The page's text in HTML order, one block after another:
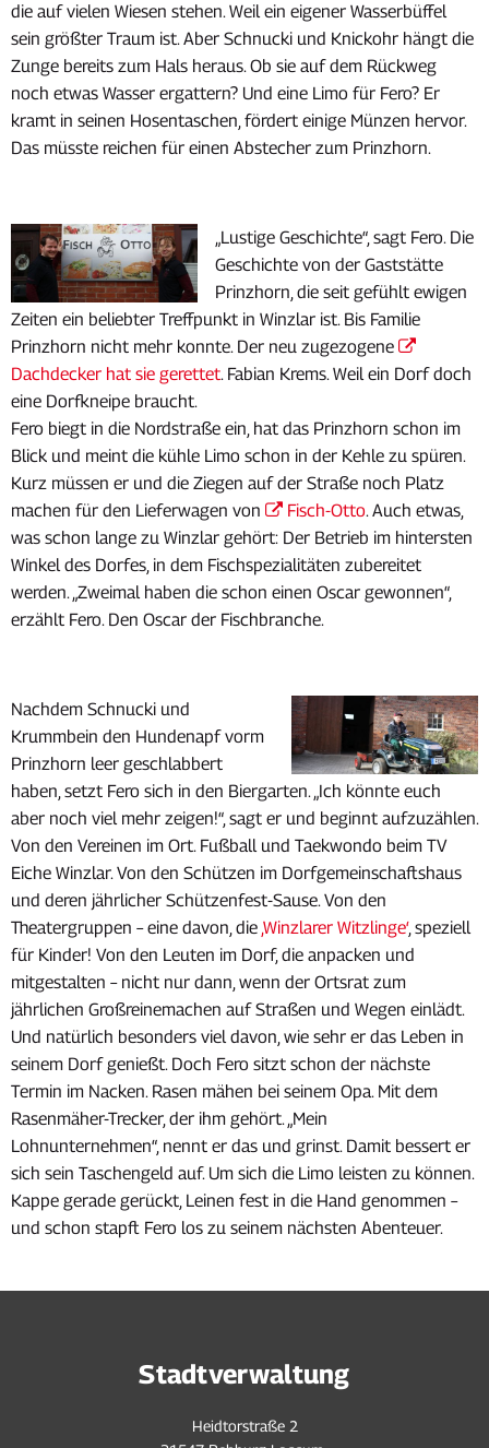
die auf vielen Wiesen stehen. Weil ein eigener Wasserbüffel
sein größter Traum ist. Aber Schnucki und Knickohr hängt die
Zunge bereits zum Hals heraus. Ob sie auf dem Rückweg
noch etwas Wasser ergattern? Und eine Limo für Fero? Er
kramt in seinen Hosentaschen, fördert einige Münzen hervor.
Das müsste reichen für einen Abstecher zum Prinzhorn.
„Lustige Geschichte“, sagt Fero. Die
Geschichte von der Gaststätte
Prinzhorn, die seit gefühlt ewigen
Zeiten ein beliebter Treffpunkt in Winzlar ist. Bis Familie
Prinzhorn nicht mehr konnte. Der neu zugezogene
Dachdecker hat sie gerettet. Fabian Krems. Weil ein Dorf doch
eine Dorfkneipe braucht.
Fero biegt in die Nordstraße ein, hat das Prinzhorn schon im
Blick und meint die kühle Limo schon in der Kehle zu spüren.
Kurz müssen er und die Ziegen auf der Straße noch Platz
machen für den Lieferwagen von
Fisch-Otto. Auch etwas,
was schon lange zu Winzlar gehört: Der Betrieb im hintersten
Winkel des Dorfes, in dem Fischspezialitäten zubereitet
werden. „Zweimal haben die schon einen Oscar gewonnen“,
erzählt Fero. Den Oscar der Fischbranche.
Nachdem Schnucki und
Krummbein den Hundenapf vorm
Prinzhorn leer geschlabbert
haben, setzt Fero sich in den Biergarten. „Ich könnte euch
aber noch viel mehr zeigen!“, sagt er und beginnt aufzuzählen.
Von den Vereinen im Ort. Fußball und Taekwondo beim TV
Eiche Winzlar. Von den Schützen im Dorfgemeinschaftshaus
und deren jährlicher Schützenfest-Sause. Von den
Theatergruppen – eine davon, die ‚Winzlarer Witzlinge‘, speziell
für Kinder! Von den Leuten im Dorf, die anpacken und
mitgestalten – nicht nur dann, wenn der Ortsrat zum
jährlichen Großreinemachen auf Straßen und Wegen einlädt.
Und natürlich besonders viel davon, wie sehr er das Leben in
seinem Dorf genießt. Doch Fero sitzt schon der nächste
Termin im Nacken. Rasen mähen bei seinem Opa. Mit dem
Rasenmäher-Trecker, der ihm gehört. „Mein
Lohnunternehmen“, nennt er das und grinst. Damit bessert er
sich sein Taschengeld auf. Um sich die Limo leisten zu können.
Kappe gerade gerückt, Leinen fest in die Hand genommen –
und schon stapft Fero los zu seinem nächsten Abenteuer.
Stadtverwaltung
Heidtorstraße 2